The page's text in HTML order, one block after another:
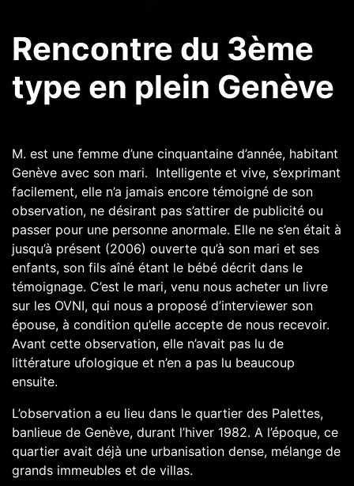
Rencontre du 3ème
type en plein Genève
M. est une femme d’une cinquantaine d’année, habitant
Genève avec son mari. Intelligente et vive, s’exprimant
facilement, elle n’a jamais encore témoigné de son
observation, ne désirant pas s’attirer de publicité ou
passer pour une personne anormale. Elle ne s’en était à
jusqu’à présent (2006) ouverte qu’à son mari et ses
enfants, son fils aîné étant le bébé décrit dans le
témoignage. C’est le mari, venu nous acheter un livre
sur les OVNI, qui nous a proposé d’interviewer son
épouse, à condition qu’elle accepte de nous recevoir.
Avant cette observation, elle n’avait pas lu de
littérature ufologique et n’en a pas lu beaucoup
ensuite.
L’observation a eu lieu dans le quartier des Palettes,
banlieue de Genève, durant l’hiver 1982. A l’époque, ce
quartier avait déjà une urbanisation dense, mélange de
grands immeubles et de villas.